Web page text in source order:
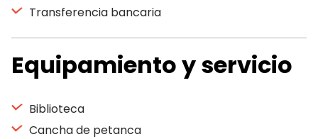
Transferencia bancaria
Equipamiento y servicio
Biblioteca
Cancha de petanca